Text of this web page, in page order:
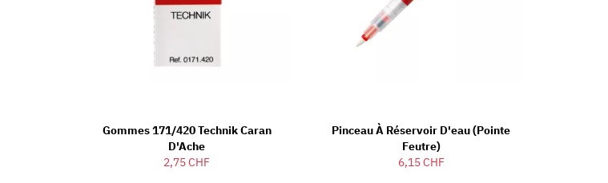
Gommes 171/420 Technik Caran
D'Ache
2,75 CHF
Pinceau À Réservoir D'eau (Pointe
Feutre)
6,15 CHF